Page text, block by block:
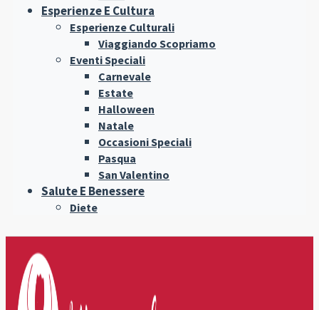
Esperienze E Cultura
Esperienze Culturali
Viaggiando Scopriamo
Eventi Speciali
Carnevale
Estate
Halloween
Natale
Occasioni Speciali
Pasqua
San Valentino
Salute E Benessere
Diete